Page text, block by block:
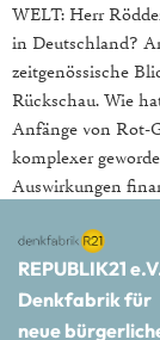
WELT: Herr
in Deutschland?
zeitgenössische
Rückschau. Wie
Anfänge von Rot-
komplexer
Auswirkungen
REPUBLIK21
Denkfabrik für
neue